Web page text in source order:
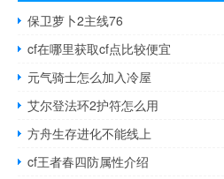
保卫萝卜2主线76
cf在哪里获取cf点比较便宜
元气骑士怎么加入冷屋
艾尔登法环2护符怎么用
方舟生存进化不能线上
cf王者春四防属性介绍